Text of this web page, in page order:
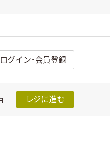
ログイン･会員登録
レジに進む